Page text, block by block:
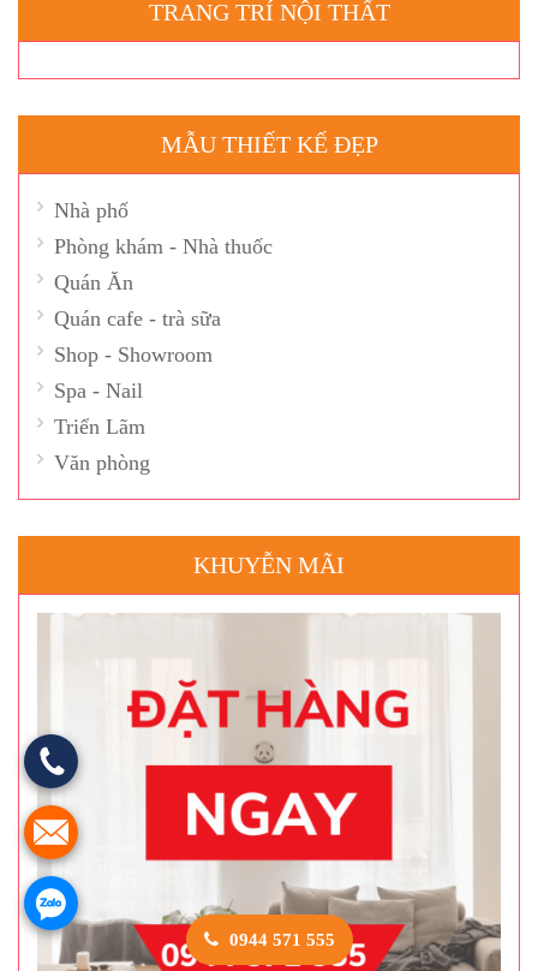
TRANG TRÍ NỘI THẤT
MẪU THIẾT KẾ ĐẸP
Nhà phố
Phòng khám - Nhà thuốc
Quán Ăn
Quán cafe - trà sữa
Shop - Showroom
Spa - Nail
Triển Lãm
Văn phòng
KHUYỄN MÃI
0944 571 555